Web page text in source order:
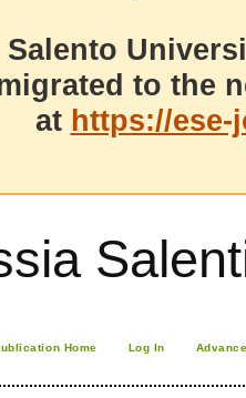
Salento
to the
at https://
Home Log In